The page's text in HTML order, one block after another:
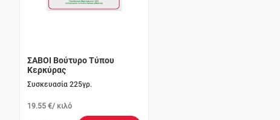
ΣΑΒΟΙ Βούτυρο Τύπου
Κερκύρας
Συσκευασία 225γρ.
19.55 €/ κιλό